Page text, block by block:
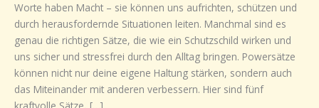
Worte haben Macht – sie können uns aufrichten, schützen und
durch herausfordernde Situationen leiten. Manchmal sind es
genau die richtigen Sätze, die wie ein Schutzschild wirken und
uns sicher und stressfrei durch den Alltag bringen. Powersätze
können nicht nur deine eigene Haltung stärken, sondern auch
das Miteinander mit anderen verbessern. Hier sind fünf